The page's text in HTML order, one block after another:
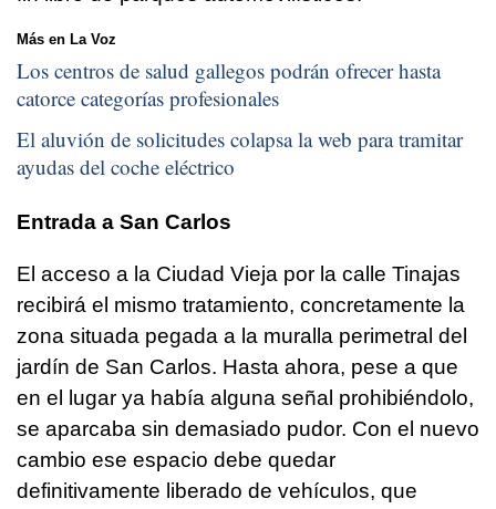
Más en La Voz
Los centros de salud gallegos podrán ofrecer hasta
catorce categorías profesionales
El aluvión de solicitudes colapsa la web para tramitar
ayudas del coche eléctrico
Entrada a San Carlos
El acceso a la Ciudad Vieja por la calle Tinajas
recibirá el mismo tratamiento, concretamente la
zona situada pegada a la muralla perimetral del
jardín de San Carlos. Hasta ahora, pese a que
en el lugar ya había alguna señal prohibiéndolo,
se aparcaba sin demasiado pudor. Con el nuevo
cambio ese espacio debe quedar
definitivamente liberado de vehículos, que